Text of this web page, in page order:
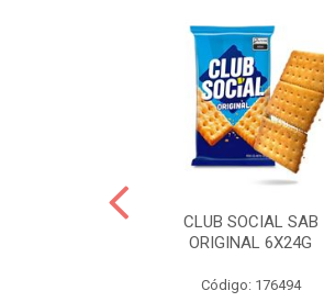
CLUB SOCIAL SAB
ORIGINAL 6X24G
Código: 176494